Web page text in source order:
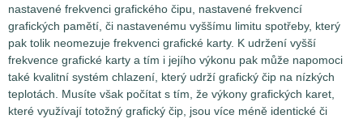
nastavené frekvenci grafického čipu, nastavené frekvencí
grafických pamětí, či nastavenému vyššímu limitu spotřeby, který
pak tolik neomezuje frekvenci grafické karty. K udržení vyšší
frekvence grafické karty a tím i jejího výkonu pak může napomoci
také kvalitní systém chlazení, který udrží grafický čip na nízkých
teplotách. Musíte však počítat s tím, že výkony grafických karet,
které využívají totožný grafický čip, jsou více méně identické či